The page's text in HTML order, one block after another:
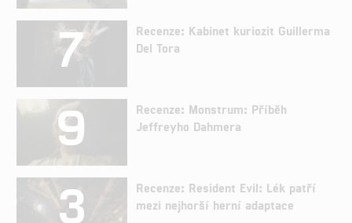
7
Recenze: Kabinet kuriozit Guillerma
Del Tora
9
Recenze: Monstrum: Příběh
Jeffreyho Dahmera
3
Recenze: Resident Evil: Lék patří
mezi nejhorší herní adaptace